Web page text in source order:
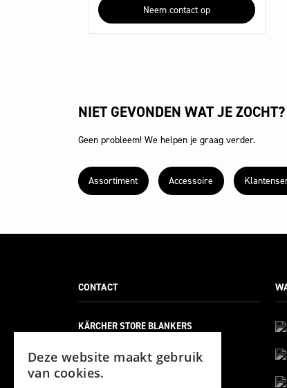
Neem contact op
NIET GEVONDEN WAT JE ZOCHT?
Geen probleem! We helpen je graag verder.
Assortiment Accessoire
CONTACT
KÄRCHER STORE BLANKERS
6101 XA
ECHT
(HOOFDVESTIGING)
Deze website maakt gebruik
van cookies.